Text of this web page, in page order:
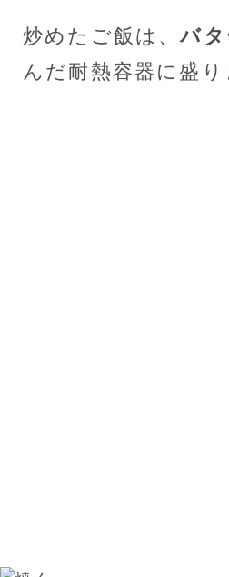
炒めたご飯は、バタ
んだ耐熱容器に盛り